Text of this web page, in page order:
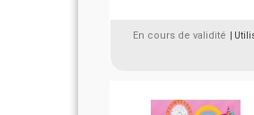
En cours de validité |